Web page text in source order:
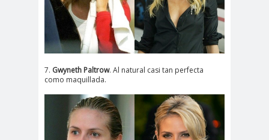
7. Gwyneth Paltrow. Al natural casi tan perfecta
como maquillada.